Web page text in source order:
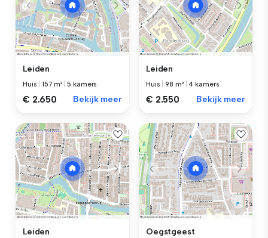
Leiden
Huis |157 m² |5 kamers
€ 2.650 Bekijk meer
Leiden
Huis |98 m² 4 kamers
€ 2.550 Bekijk meer
Leiden Oegstgeest